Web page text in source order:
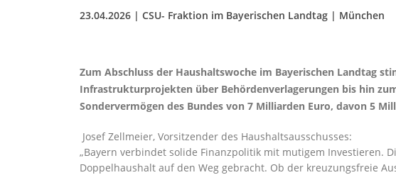
23.04.2026 | CSU- Fraktion im Bayerischen Landtag | München
Zum Abschluss der Haushaltswoche im Bayerischen Landtag
Infrastrukturprojekten über Behördenverlagerungen bis hin
Sondervermögen des Bundes von 7 Milliarden Euro, davon 5
Josef Zellmeier, Vorsitzender des Haushaltsausschusses:
Bayern verbindet solide Finanzpolitik mit mutigem Investieren.
Doppelhaushalt auf den Weg gebracht. Ob der kreuzungsfreie